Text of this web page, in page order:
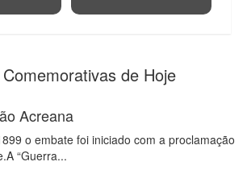
de Hoje
Acreana
o embate foi iniciado com a proclamação
“Guerra...